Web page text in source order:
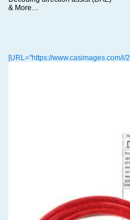
& More…
[URL="https://www.casimages.com/